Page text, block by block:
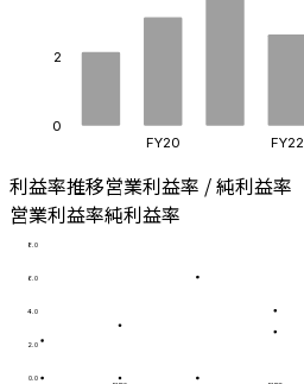
0
2
FY20 FY22
利益率推移営業利益率 / 純利益率
営業利益率純利益率
0.0
2.0
4.0
6.0
8.0